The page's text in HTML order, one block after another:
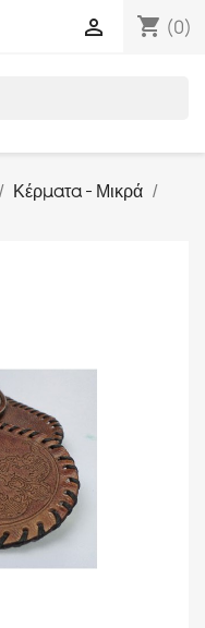
shopping_cart (0)

Κέρματα - Μικρά